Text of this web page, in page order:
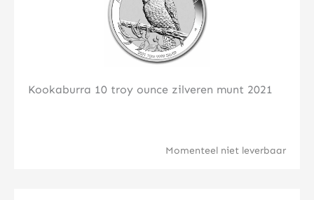
Kookaburra 10 troy ounce zilveren munt 2021
Momenteel niet leverbaar